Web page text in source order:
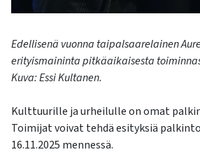
Edellisenä vuonna taipalsaarelainen
erityismaininta pitkäaikaisesta
Kuva: Essi Kultanen.
Kulttuurille ja urheilulle on omat
Toimijat voivat tehdä esityksiä
16.11.2025 mennessä.